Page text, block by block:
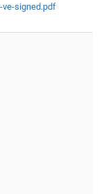
ve-signed.pdf